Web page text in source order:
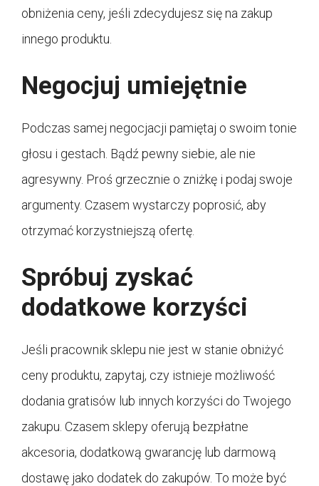
obniżenia ceny, jeśli zdecydujesz się na zakup
innego produktu.
Negocjuj umiejętnie
Podczas samej negocjacji pamiętaj o swoim tonie
głosu i gestach. Bądź pewny siebie, ale nie
agresywny. Proś grzecznie o zniżkę i podaj swoje
argumenty. Czasem wystarczy poprosić, aby
otrzymać korzystniejszą ofertę.
Spróbuj zyskać
dodatkowe korzyści
Jeśli pracownik sklepu nie jest w stanie obniżyć
ceny produktu, zapytaj, czy istnieje możliwość
dodania gratisów lub innych korzyści do Twojego
zakupu. Czasem sklepy oferują bezpłatne
akcesoria, dodatkową gwarancję lub darmową
dostawę jako dodatek do zakupów. To może być